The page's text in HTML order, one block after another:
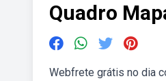
Quadro
Webfrete grátis no dia